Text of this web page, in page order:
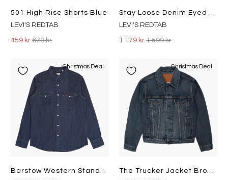
501 High Rise Shorts Blue
LEVI'S REDTAB
459 kr679 kr
LEVI'S REDTAB
1 179 kr 1 599 kr
Christmas Deal
Barstow Western Standard Indigo
Christmas Deal
The Trucker Jacket Broadway Te Haystack